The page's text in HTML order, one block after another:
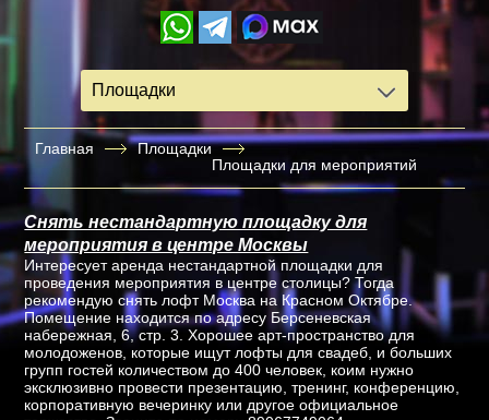
Площадки
Главная
Площадки
Площадки для мероприятий
Снять нестандартную площадку для
мероприятия в центре Москвы
Интересует аренда нестандартной площадки для
проведения мероприятия в центре столицы? Тогда
рекомендую снять лофт Москва на Красном Октябре.
Помещение находится по адресу Берсеневская
набережная, 6, стр. 3. Хорошее арт-пространство для
молодоженов, которые ищут лофты для свадеб, и больших
групп гостей количеством до 400 человек, коим нужно
эксклюзивно провести презентацию, тренинг, конференцию,
корпоративную вечеринку или другое официальное